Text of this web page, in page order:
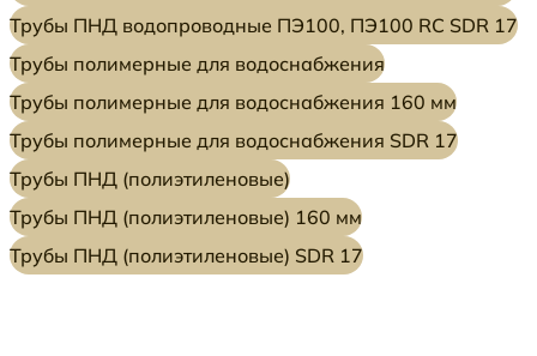
Трубы ПНД водопроводные ПЭ100, ПЭ100 RC SDR 17
Трубы полимерные для водоснабжения
Трубы полимерные для водоснабжения 160 мм
Трубы полимерные для водоснабжения SDR 17
Трубы ПНД (полиэтиленовые)
Трубы ПНД (полиэтиленовые) 160 мм
Трубы ПНД (полиэтиленовые) SDR 17